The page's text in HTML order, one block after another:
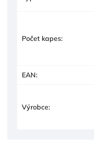
Počet kapes:
EAN:
Výrobce: